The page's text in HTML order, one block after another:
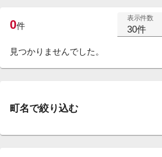
0件
表示件数
30件
見つかりませんでした。
町名で絞り込む